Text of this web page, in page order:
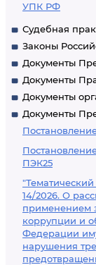
УПК РФ
Судебная
Законы
Документы
Документы
Документы
Документы
ПЭК25
14/2026. О
применением
коррупции и
Федерации
нарушения